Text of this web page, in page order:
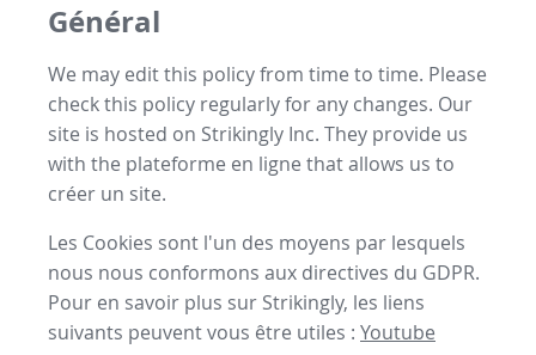
Général
We may edit this policy from time to time. Please
check this policy regularly for any changes. Our
site is hosted on Strikingly Inc. They provide us
with the plateforme en ligne that allows us to
créer un site.
Les Cookies sont l'un des moyens par lesquels
nous nous conformons aux directives du GDPR.
Pour en savoir plus sur Strikingly, les liens
suivants peuvent vous être utiles : Youtube